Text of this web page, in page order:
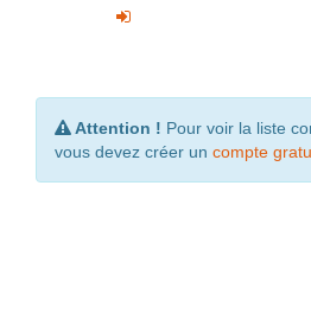
Attention ! Pour voir la liste
vous devez créer un compte